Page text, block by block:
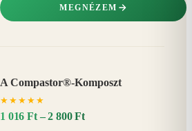
MEGNÉZEM
A Compastor®-Komposzt
★ ★ ★ ★ ★
1 016 Ft – 2 800 Ft